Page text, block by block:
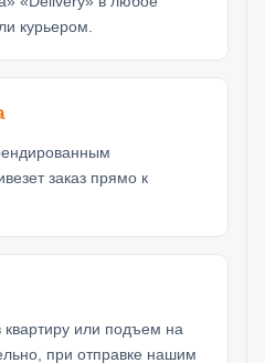
курьером.
заказ прямо к
квартиру или подъем на
при отправке нашим